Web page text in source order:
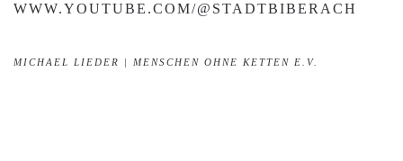
WWW.YOUTUBE.COM/@STADTBIBERACH
MICHAEL LIEDER | MENSCHEN OHNE KETTEN E.V.